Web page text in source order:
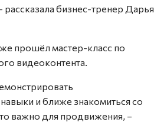
рассказала бизнес-тренер Дарья
прошёл мастер-класс по
видеоконтента.
и ближе знакомиться со
важно для продвижения, –